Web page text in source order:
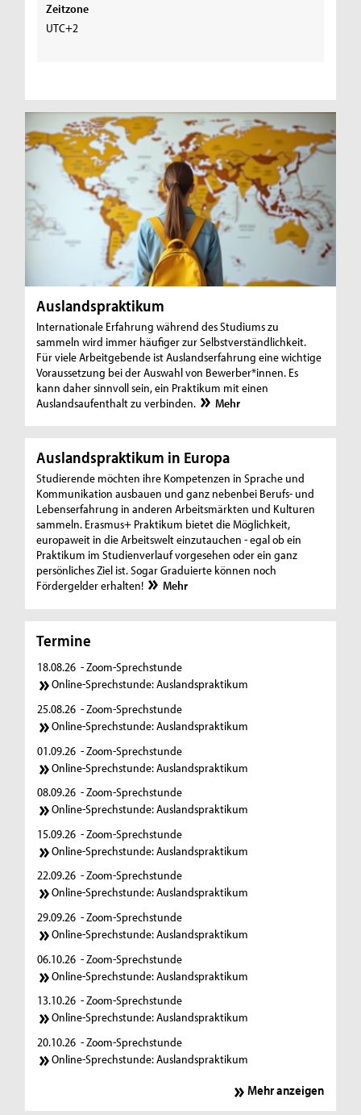
Zeitzone
UTC+2
Auslandspraktikum
Internationale Erfahrung während des Studiums zu
sammeln wird immer häufiger zur Selbstverständlichkeit.
Für viele Arbeitgebende ist Auslandserfahrung eine wichtige
Voraussetzung bei der Auswahl von Bewerber*innen. Es
kann daher sinnvoll sein, ein Praktikum mit einen
Auslandsaufenthalt zu verbinden.
Mehr
Auslandspraktikum in Europa
Studierende möchten ihre Kompetenzen in Sprache und
Kommunikation ausbauen und ganz nebenbei Berufs- und
Lebenserfahrung in anderen Arbeitsmärkten und Kulturen
sammeln. Erasmus+ Praktikum bietet die Möglichkeit,
europaweit in die Arbeitswelt einzutauchen - egal ob ein
Praktikum im Studienverlauf vorgesehen oder ein ganz
persönliches Ziel ist. Sogar Graduierte können noch
Fördergelder erhalten!
Mehr
Termine
18.08.26 - Zoom-Sprechstunde
Online-Sprechstunde: Auslandspraktikum
25.08.26 - Zoom-Sprechstunde
Online-Sprechstunde: Auslandspraktikum
01.09.26 - Zoom-Sprechstunde
Online-Sprechstunde: Auslandspraktikum
08.09.26 - Zoom-Sprechstunde
Online-Sprechstunde: Auslandspraktikum
15.09.26 - Zoom-Sprechstunde
Online-Sprechstunde: Auslandspraktikum
22.09.26 - Zoom-Sprechstunde
Online-Sprechstunde: Auslandspraktikum
29.09.26 - Zoom-Sprechstunde
Online-Sprechstunde: Auslandspraktikum
06.10.26 - Zoom-Sprechstunde
Online-Sprechstunde: Auslandspraktikum
13.10.26 - Zoom-Sprechstunde
Online-Sprechstunde: Auslandspraktikum
20.10.26 - Zoom-Sprechstunde
Online-Sprechstunde: Auslandspraktikum
Mehr anzeigen